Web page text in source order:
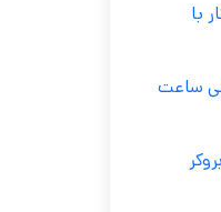
با
ساعت